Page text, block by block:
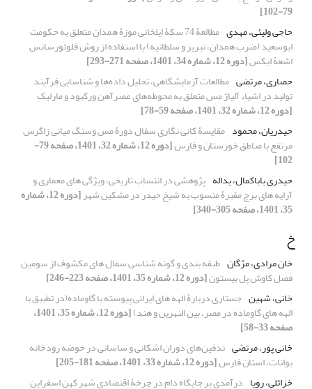
79-102]
حاجی ولیئی، مهدی
مطالعۀ 74 سکۀ ایلخانی موزۀ همدان متعلق به حکومت
ابوسعید (ضرب همدان، تبریز و سلطانیه) با استفاده از روش فلوئورسانس
اشعۀ ایکس[دوره 12، شماره 34، 1401، صفحه 271-293]
حصاری، مرتضی مطالعات آزمایشگاهی، تحلیل داده‌ها و شناسایی فرآیند
تولید در اشیاء آلیاژ مس متعلق به محوطه‌های عصرآهن ورکبود و مارلیک
[دوره 12، شماره 32، 1401، صفحه 59-78]
حیدریان، محمود مقایسۀ کانی نگاری سفال دورۀ مس وسنگ میانی زاگرس
مرتفع با مناطق خوزستان و فارس [دوره 12، شماره 32، 1401، صفحه 79-
102]
حیدری باباکمال، یداله پژوهشی در انتساب تاریخی، ویژگی های معماری و
آرایه های برج مقبرۀ منسوب به شیخ حیدر در مشکین شهر [دوره 12، شماره
35، 1401، صفحه 305-340]
خ
خان مرادی، مژگان طبقه بندی و گونه شناسی سفال های مکشوف از سومین
فصل کاوش پل بیستون[دوره 12، شماره 35، 1401، صفحه 223-246]
خانی، شهین جستاری دربارۀ الهه های ایرانی پیوسته با گاوماده(در تطبیق با
الهه های گاوماده در مصر، بین النهرین و هند) [دوره 12، شماره 35، 1401،
صفحه 33-58]
خانی پور، مرتضی تدفین‌های دوران اشکانی و ساسانی در حوضه رودخانه
بوانات، استان فارس[دوره 12، شماره 33، 1401، صفحه 181-205]
خزائلی، رویا درآمدی بر جایگاه دام در چرخۀ اقتصادی شهر کهن اسفراین